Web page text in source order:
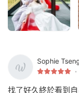
Sophie
找了好久終於看到